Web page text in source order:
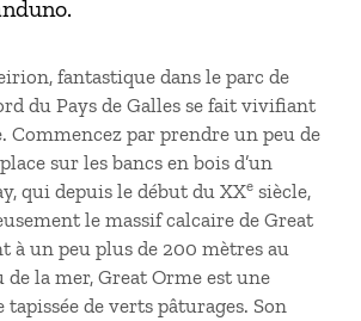
fantastique dans le parc de
du Pays de Galles se fait vivifiant
Commencez par prendre un peu de
sur les bancs en bois d’un
qui depuis le début du XXe siècle,
le massif calcaire de Great
à un peu plus de 200 mètres au
de la mer, Great Orme est une
de verts pâturages. Son